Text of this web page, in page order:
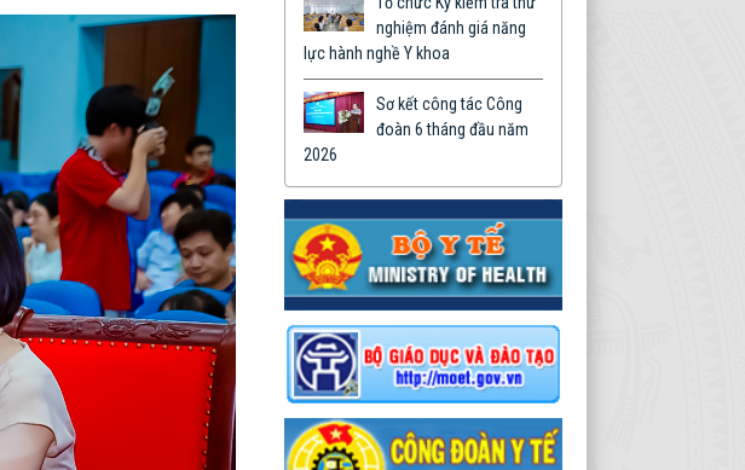
nghiệm đánh giá năng
lực hành nghề Y khoa
Sơ kết công tác Công
đoàn 6 tháng đầu năm
2026